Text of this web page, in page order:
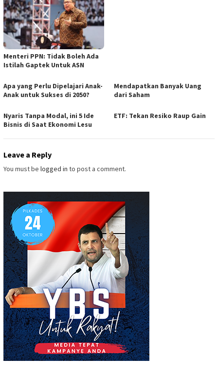
Menteri PPN: Tidak Boleh Ada
Istilah Gaptek Untuk ASN
Apa yang Perlu Dipelajari Anak-
Anak untuk Sukses di 2050?
Mendapatkan Banyak Uang
dari Saham
Nyaris Tanpa Modal, ini 5 Ide
Bisnis di Saat Ekonomi Lesu
ETF: Tekan Resiko Raup Gain
Leave a Reply
You must be logged in to post a comment.